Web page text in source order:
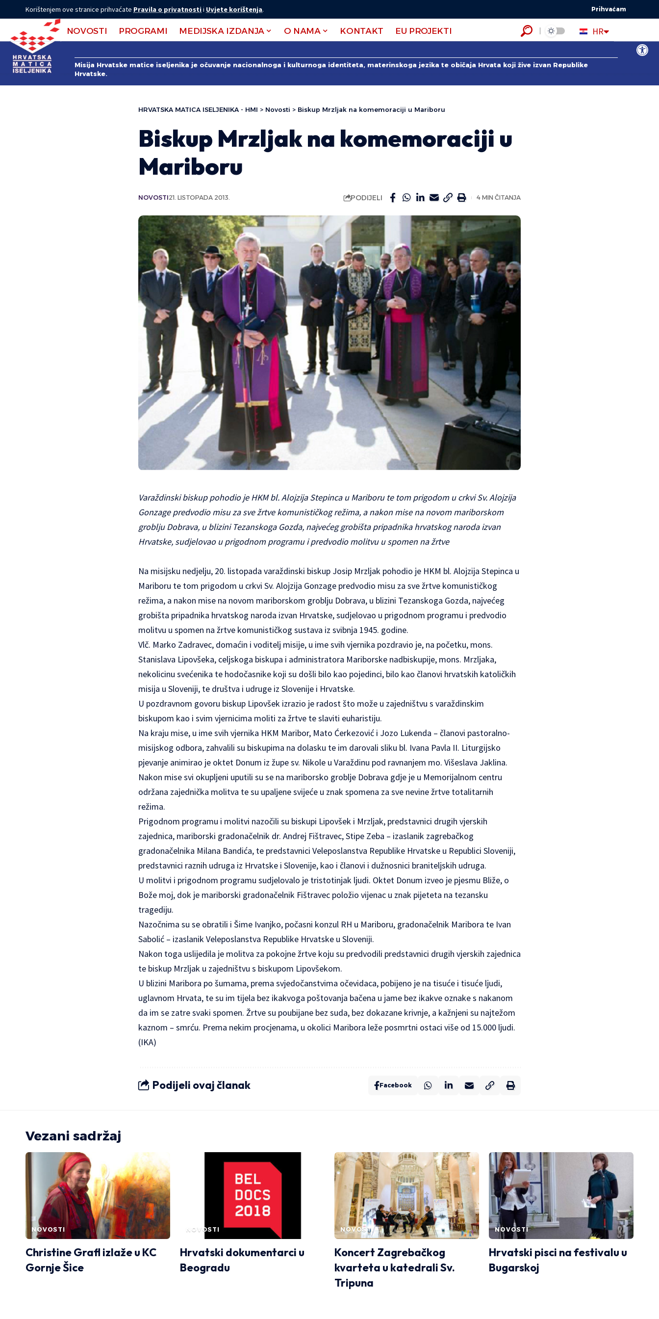
Open
Korištenjem ove stranice prihvaćate Pravila o privatnostii Uvjete korištenja. Prihvaćam
NOVOSTI PROGRAMI MEDIJSKA IZDANJA O NAMA KONTAKT EU PROJEKTI HR
EN
ES
Misija Hrvatske matice iseljenika je očuvanje nacionalnoga i kulturnoga identiteta, materinskoga jezika te običaja Hrvata koji žive izvan Republike
Hrvatske.
HRVATSKA MATICA ISELJENIKA - HMI > Novosti > Biskup Mrzljak na komemoraciji u Mariboru
Biskup Mrzljak na komemoraciji u
Mariboru
NOVOSTI21. LISTOPADA 2013. PODIJELI 4 MIN ČITANJA
Varaždinski biskup pohodio je HKM bl. Alojzija Stepinca u Mariboru te tom prigodom u crkvi Sv. Alojzija
Gonzage predvodio misu za sve žrtve komunističkog režima, a nakon mise na novom mariborskom
groblju Dobrava, u blizini Tezanskoga Gozda, najvećeg grobišta pripadnika hrvatskog naroda izvan
Hrvatske, sudjelovao u prigodnom programu i predvodio molitvu u spomen na žrtve
Na misijsku nedjelju, 20. listopada varaždinski biskup Josip Mrzljak pohodio je HKM bl. Alojzija Stepinca u
Mariboru te tom prigodom u crkvi Sv. Alojzija Gonzage predvodio misu za sve žrtve komunističkog
režima, a nakon mise na novom mariborskom groblju Dobrava, u blizini Tezanskoga Gozda, najvećeg
grobišta pripadnika hrvatskog naroda izvan Hrvatske, sudjelovao u prigodnom programu i predvodio
molitvu u spomen na žrtve komunističkog sustava iz svibnja 1945. godine.
Vlč. Marko Zadravec, domaćin i voditelj misije, u ime svih vjernika pozdravio je, na početku, mons.
Stanislava Lipovšeka, celjskoga biskupa i administratora Mariborske nadbiskupije, mons. Mrzljaka,
nekolicinu svećenika te hodočasnike koji su došli bilo kao pojedinci, bilo kao članovi hrvatskih katoličkih
misija u Sloveniji, te društva i udruge iz Slovenije i Hrvatske.
U pozdravnom govoru biskup Lipovšek izrazio je radost što može u zajedništvu s varaždinskim
biskupom kao i svim vjernicima moliti za žrtve te slaviti euharistiju.
Na kraju mise, u ime svih vjernika HKM Maribor, Mato Ćerkezović i Jozo Lukenda – članovi pastoralno-
misijskog odbora, zahvalili su biskupima na dolasku te im darovali sliku bl. Ivana Pavla II. Liturgijsko
pjevanje animirao je oktet Donum iz župe sv. Nikole u Varaždinu pod ravnanjem mo. Višeslava Jaklina.
Nakon mise svi okupljeni uputili su se na mariborsko groblje Dobrava gdje je u Memorijalnom centru
održana zajednička molitva te su upaljene svijeće u znak spomena za sve nevine žrtve totalitarnih
režima.
Prigodnom programu i molitvi nazočili su biskupi Lipovšek i Mrzljak, predstavnici drugih vjerskih
zajednica, mariborski gradonačelnik dr. Andrej Fištravec, Stipe Zeba – izaslanik zagrebačkog
gradonačelnika Milana Bandića, te predstavnici Veleposlanstva Republike Hrvatske u Republici Sloveniji,
predstavnici raznih udruga iz Hrvatske i Slovenije, kao i članovi i dužnosnici braniteljskih udruga.
U molitvi i prigodnom programu sudjelovalo je tristotinjak ljudi. Oktet Donum izveo je pjesmu Bliže, o
Bože moj, dok je mariborski gradonačelnik Fištravec položio vijenac u znak pijeteta na tezansku
tragediju.
Nazočnima su se obratili i Šime Ivanjko, počasni konzul RH u Mariboru, gradonačelnik Maribora te Ivan
Sabolić – izaslanik Veleposlanstva Republike Hrvatske u Sloveniji.
Nakon toga uslijedila je molitva za pokojne žrtve koju su predvodili predstavnici drugih vjerskih zajednica
te biskup Mrzljak u zajedništvu s biskupom Lipovšekom.
U blizini Maribora po šumama, prema svjedočanstvima očevidaca, pobijeno je na tisuće i tisuće ljudi,
uglavnom Hrvata, te su im tijela bez ikakvoga poštovanja bačena u jame bez ikakve oznake s nakanom
da im se zatre svaki spomen. Žrtve su poubijane bez suda, bez dokazane krivnje, a kažnjeni su najtežom
kaznom – smrću. Prema nekim procjenama, u okolici Maribora leže posmrtni ostaci više od 15.000 ljudi.
(IKA)
Podijeli ovaj članak Facebook
Vezani sadržaj
NOVOSTI
Christine Grafl izlaže u KC
Gornje Šice
NOVOSTI
Hrvatski dokumentarci u
Beogradu
NOVOSTI
Koncert Zagrebačkog
kvarteta u katedrali Sv.
Tripuna
NOVOSTI
Hrvatski pisci na festivalu u
Bugarskoj